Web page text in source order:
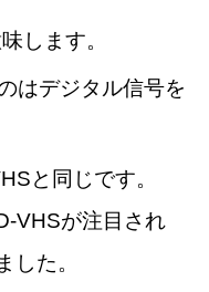
します。
はデジタル信号を
と同じです。
VHSが注目され
した。